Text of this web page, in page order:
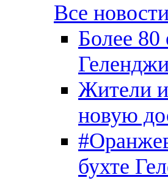
Все
Более
Жители и
новую
бухте